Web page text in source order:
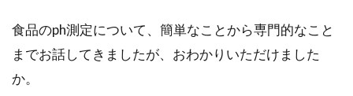
食品のph測定について、簡単なことから専門的なこと
までお話してきましたが、おわかりいただけました
か。